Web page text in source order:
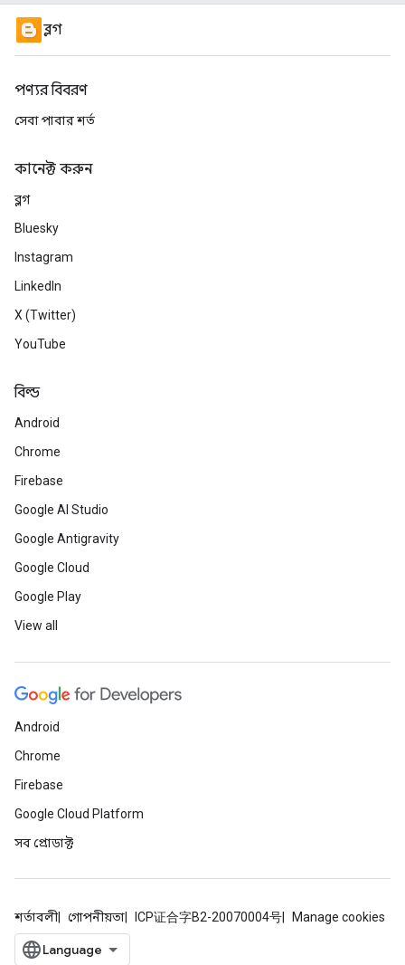
ব্লগ
পণ্যর বিবরণ
সেবা পাবার শর্ত
কানেক্ট করুন
ব্লগ
Bluesky
Instagram
LinkedIn
X (Twitter)
YouTube
বিল্ড
Android
Chrome
Firebase
Google AI Studio
Google Antigravity
Google Cloud
Google Play
View all
Android
Chrome
Firebase
Google Cloud Platform
সব প্রোডাক্ট
শর্তাবলী গোপনীয়তা ICP证合字B2-20070004号 Manage cookies